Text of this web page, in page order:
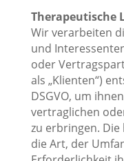
Therapeutische
Wir verarbeiten
und
oder
als „Klienten“)
DSGVO, um
vertraglichen
zu erbringen.
die Art, der